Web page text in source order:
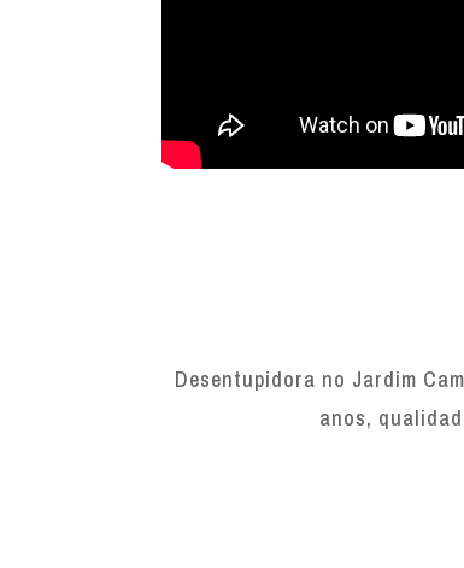
Desentupidora no Jardim
anos,